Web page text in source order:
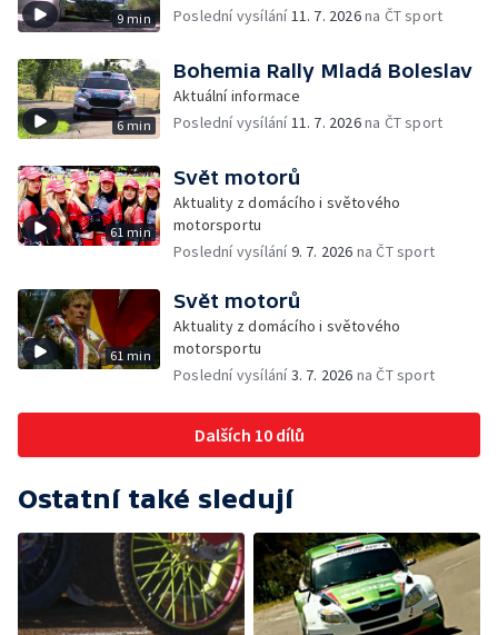
9 min
Poslední vysílání11. 7. 2026na ČT sport
6 min
Bohemia Rally Mladá Boleslav
Aktuální informace
Poslední vysílání11. 7. 2026na ČT sport
61 min
Svět motorů
Aktuality z domácího i světového
motorsportu
Poslední vysílání9. 7. 2026 na ČT sport
61 min
Svět motorů
Aktuality z domácího i světového
motorsportu
Poslední vysílání3. 7. 2026 na ČT sport
Dalších 10 dílů
Ostatní také sledují